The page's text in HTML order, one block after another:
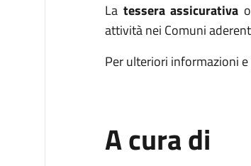
La tessera assicurativa
attività nei Comuni
Per ulteriori informazioni
A cura di